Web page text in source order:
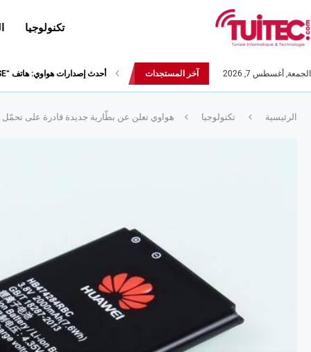
تكنولوجيا
الجمعة, أغسطس 7, 2026 آخر المستجدات نتائج قيس أداء هاتف سامسونج Galaxy Fold لا تثير الإعجاب
الرئيسية تكنولوجيا هواوي تعلن عن بطّارية جديدة قادرة على تحمّل حرارة تصل